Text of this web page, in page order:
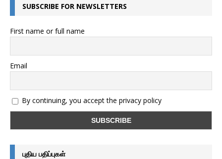
SUBSCRIBE FOR NEWSLETTERS
First name or full name
Email
By continuing, you accept the privacy policy
புதிய பதிப்புகள்